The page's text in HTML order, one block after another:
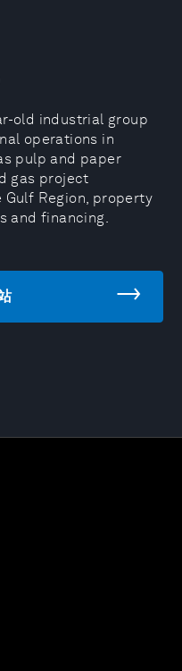
old industrial group
operations in
pulp and paper
gas project
Region, property
and financing.